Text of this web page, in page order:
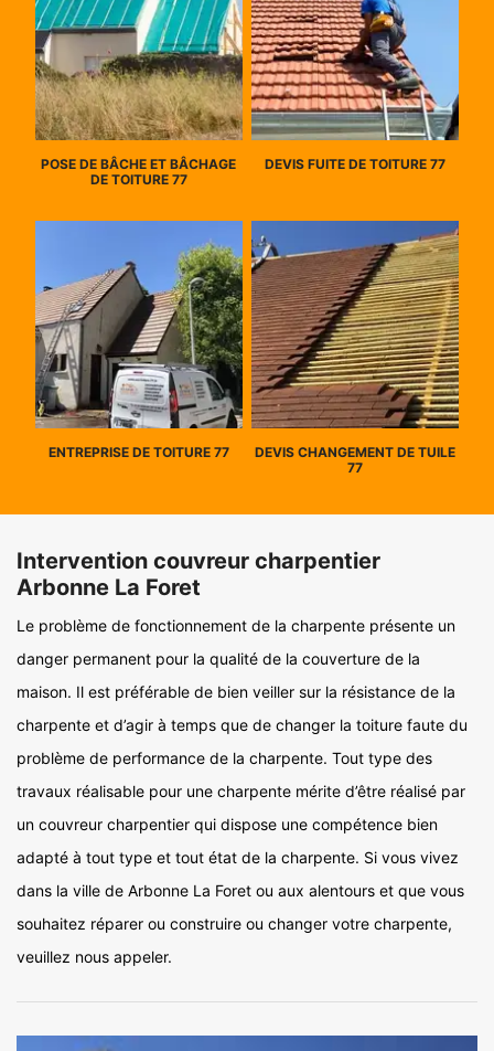
POSE DE BÂCHE ET BÂCHAGE
DE TOITURE 77
DEVIS FUITE DE TOITURE 77
ENTREPRISE DE TOITURE 77
DEVIS CHANGEMENT DE TUILE
77
Intervention couvreur charpentier
Arbonne La Foret
Le problème de fonctionnement de la charpente présente un
danger permanent pour la qualité de la couverture de la
maison. Il est préférable de bien veiller sur la résistance de la
charpente et d’agir à temps que de changer la toiture faute du
problème de performance de la charpente. Tout type des
travaux réalisable pour une charpente mérite d’être réalisé par
un couvreur charpentier qui dispose une compétence bien
adapté à tout type et tout état de la charpente. Si vous vivez
dans la ville de Arbonne La Foret ou aux alentours et que vous
souhaitez réparer ou construire ou changer votre charpente,
veuillez nous appeler.